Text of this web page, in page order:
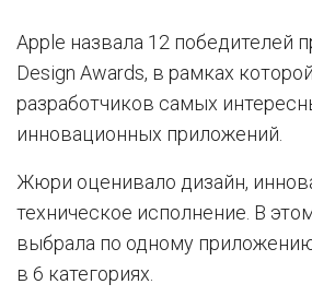
Apple назвала 12 победителей
Design Awards, в рамках
разработчиков самых
инновационных приложений.
Жюри оценивало дизайн,
техническое исполнение. В
выбрала по одному
в 6 категориях.